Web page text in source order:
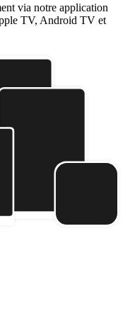
via notre application
TV, Android TV et